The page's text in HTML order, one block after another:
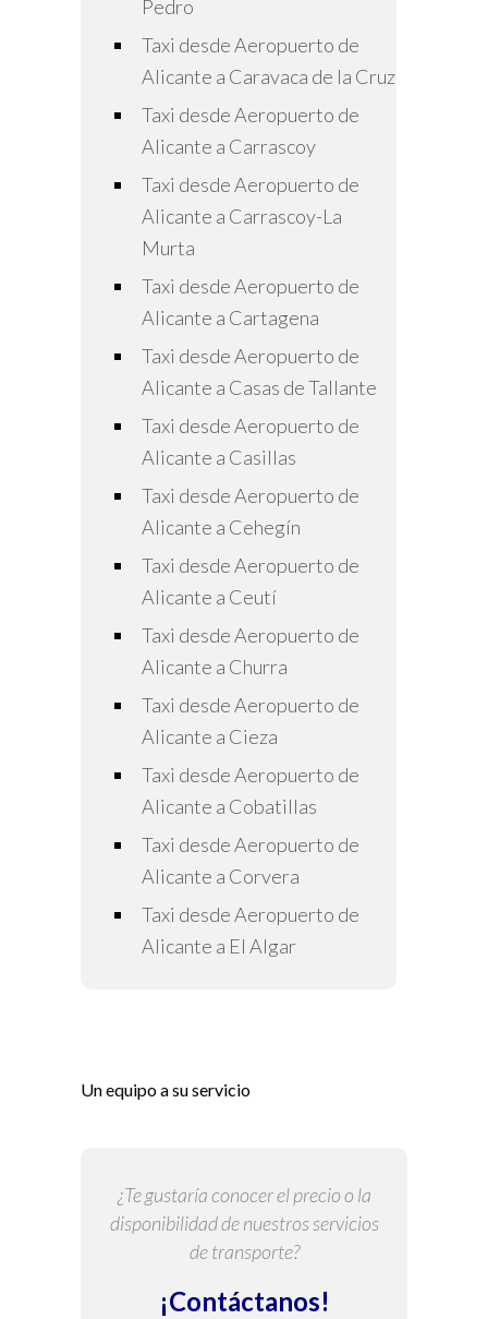
Pedro
Taxi desde Aeropuerto de
Alicante a Caravaca de la Cruz
Taxi desde Aeropuerto de
Alicante a Carrascoy
Taxi desde Aeropuerto de
Alicante a Carrascoy-La
Murta
Taxi desde Aeropuerto de
Alicante a Cartagena
Taxi desde Aeropuerto de
Alicante a Casas de Tallante
Taxi desde Aeropuerto de
Alicante a Casillas
Taxi desde Aeropuerto de
Alicante a Cehegín
Taxi desde Aeropuerto de
Alicante a Ceutí
Taxi desde Aeropuerto de
Alicante a Churra
Taxi desde Aeropuerto de
Alicante a Cieza
Taxi desde Aeropuerto de
Alicante a Cobatillas
Taxi desde Aeropuerto de
Alicante a Corvera
Taxi desde Aeropuerto de
Alicante a El Algar
Un equipo a su servicio
¿Te gustaría conocer el precio o la
disponibilidad de nuestros servicios
de transporte?
¡Contáctanos!